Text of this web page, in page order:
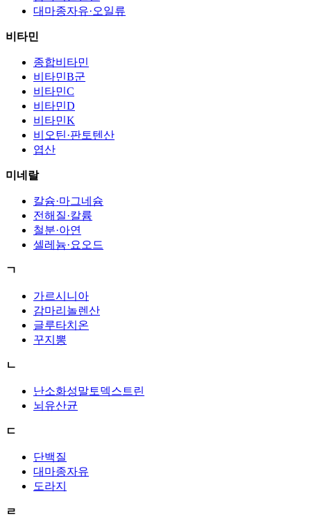
대마종자유·오일류
비타민
종합비타민
비타민B군
비타민C
비타민D
비타민K
비오틴·판토텐산
엽산
미네랄
칼슘·마그네슘
전해질·칼륨
철분·아연
셀레늄·요오드
ㄱ
가르시니아
감마리놀렌산
글루타치온
꾸지뽕
ㄴ
난소화성말토덱스트린
뇌유산균
ㄷ
단백질
대마종자유
도라지
ㄹ